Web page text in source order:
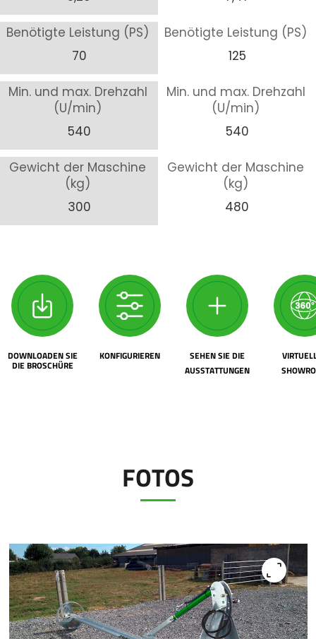
Benötigte Leistung (PS)
70
Benötigte Leistung (PS)
125
Min. und max. Drehzahl
(U/min)
540
Min. und max. Drehzahl
(U/min)
540
Gewicht der Maschine
(kg)
300
Gewicht der Maschine
(kg)
480
DOWNLOADEN SIE
DIE BROSCHÜRE
KONFIGURIEREN
SEHEN SIE DIE
AUSSTATTUNGEN
FOTOS